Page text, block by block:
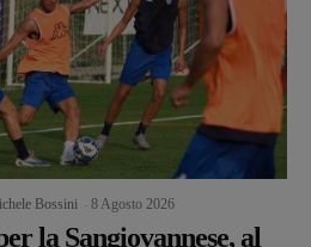
Bossini 8 Agosto 2026
la Sangiovannese, al